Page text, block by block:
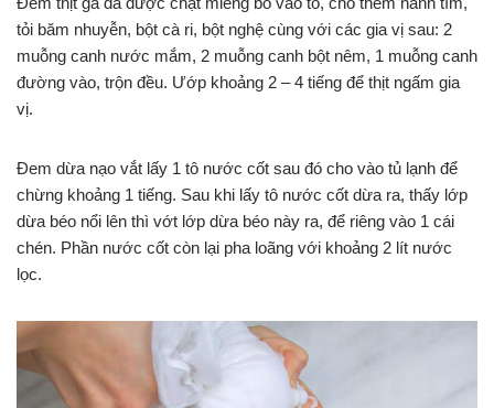
tỏi băm nhuyễn, bột cà ri, bột nghệ cùng với các gia vị sau: 2
muỗng canh nước mắm, 2 muỗng canh bột nêm, 1 muỗng canh
đường vào, trộn đều. Ướp khoảng 2 – 4 tiếng để thịt ngấm gia
vị.
Đem dừa nạo vắt lấy 1 tô nước cốt sau đó cho vào tủ lạnh để
chừng khoảng 1 tiếng. Sau khi lấy tô nước cốt dừa ra, thấy lớp
dừa béo nổi lên thì vớt lớp dừa béo này ra, để riêng vào 1 cái
chén. Phần nước cốt còn lại pha loãng với khoảng 2 lít nước
lọc.